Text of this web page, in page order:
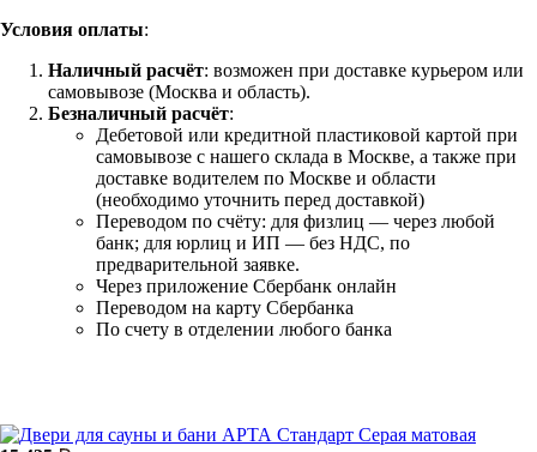
Условия оплаты:
Наличный расчёт: возможен при доставке курьером или
самовывозе (Москва и область).
Безналичный расчёт:
Дебетовой или кредитной пластиковой картой при
самовывозе с нашего склада в Москве, а также при
доставке водителем по Москве и области
(необходимо уточнить перед доставкой)
Переводом по счёту: для физлиц — через любой
банк; для юрлиц и ИП — без НДС, по
предварительной заявке.
Через приложение Сбербанк онлайн
Переводом на карту Сбербанка
По счету в отделении любого банка